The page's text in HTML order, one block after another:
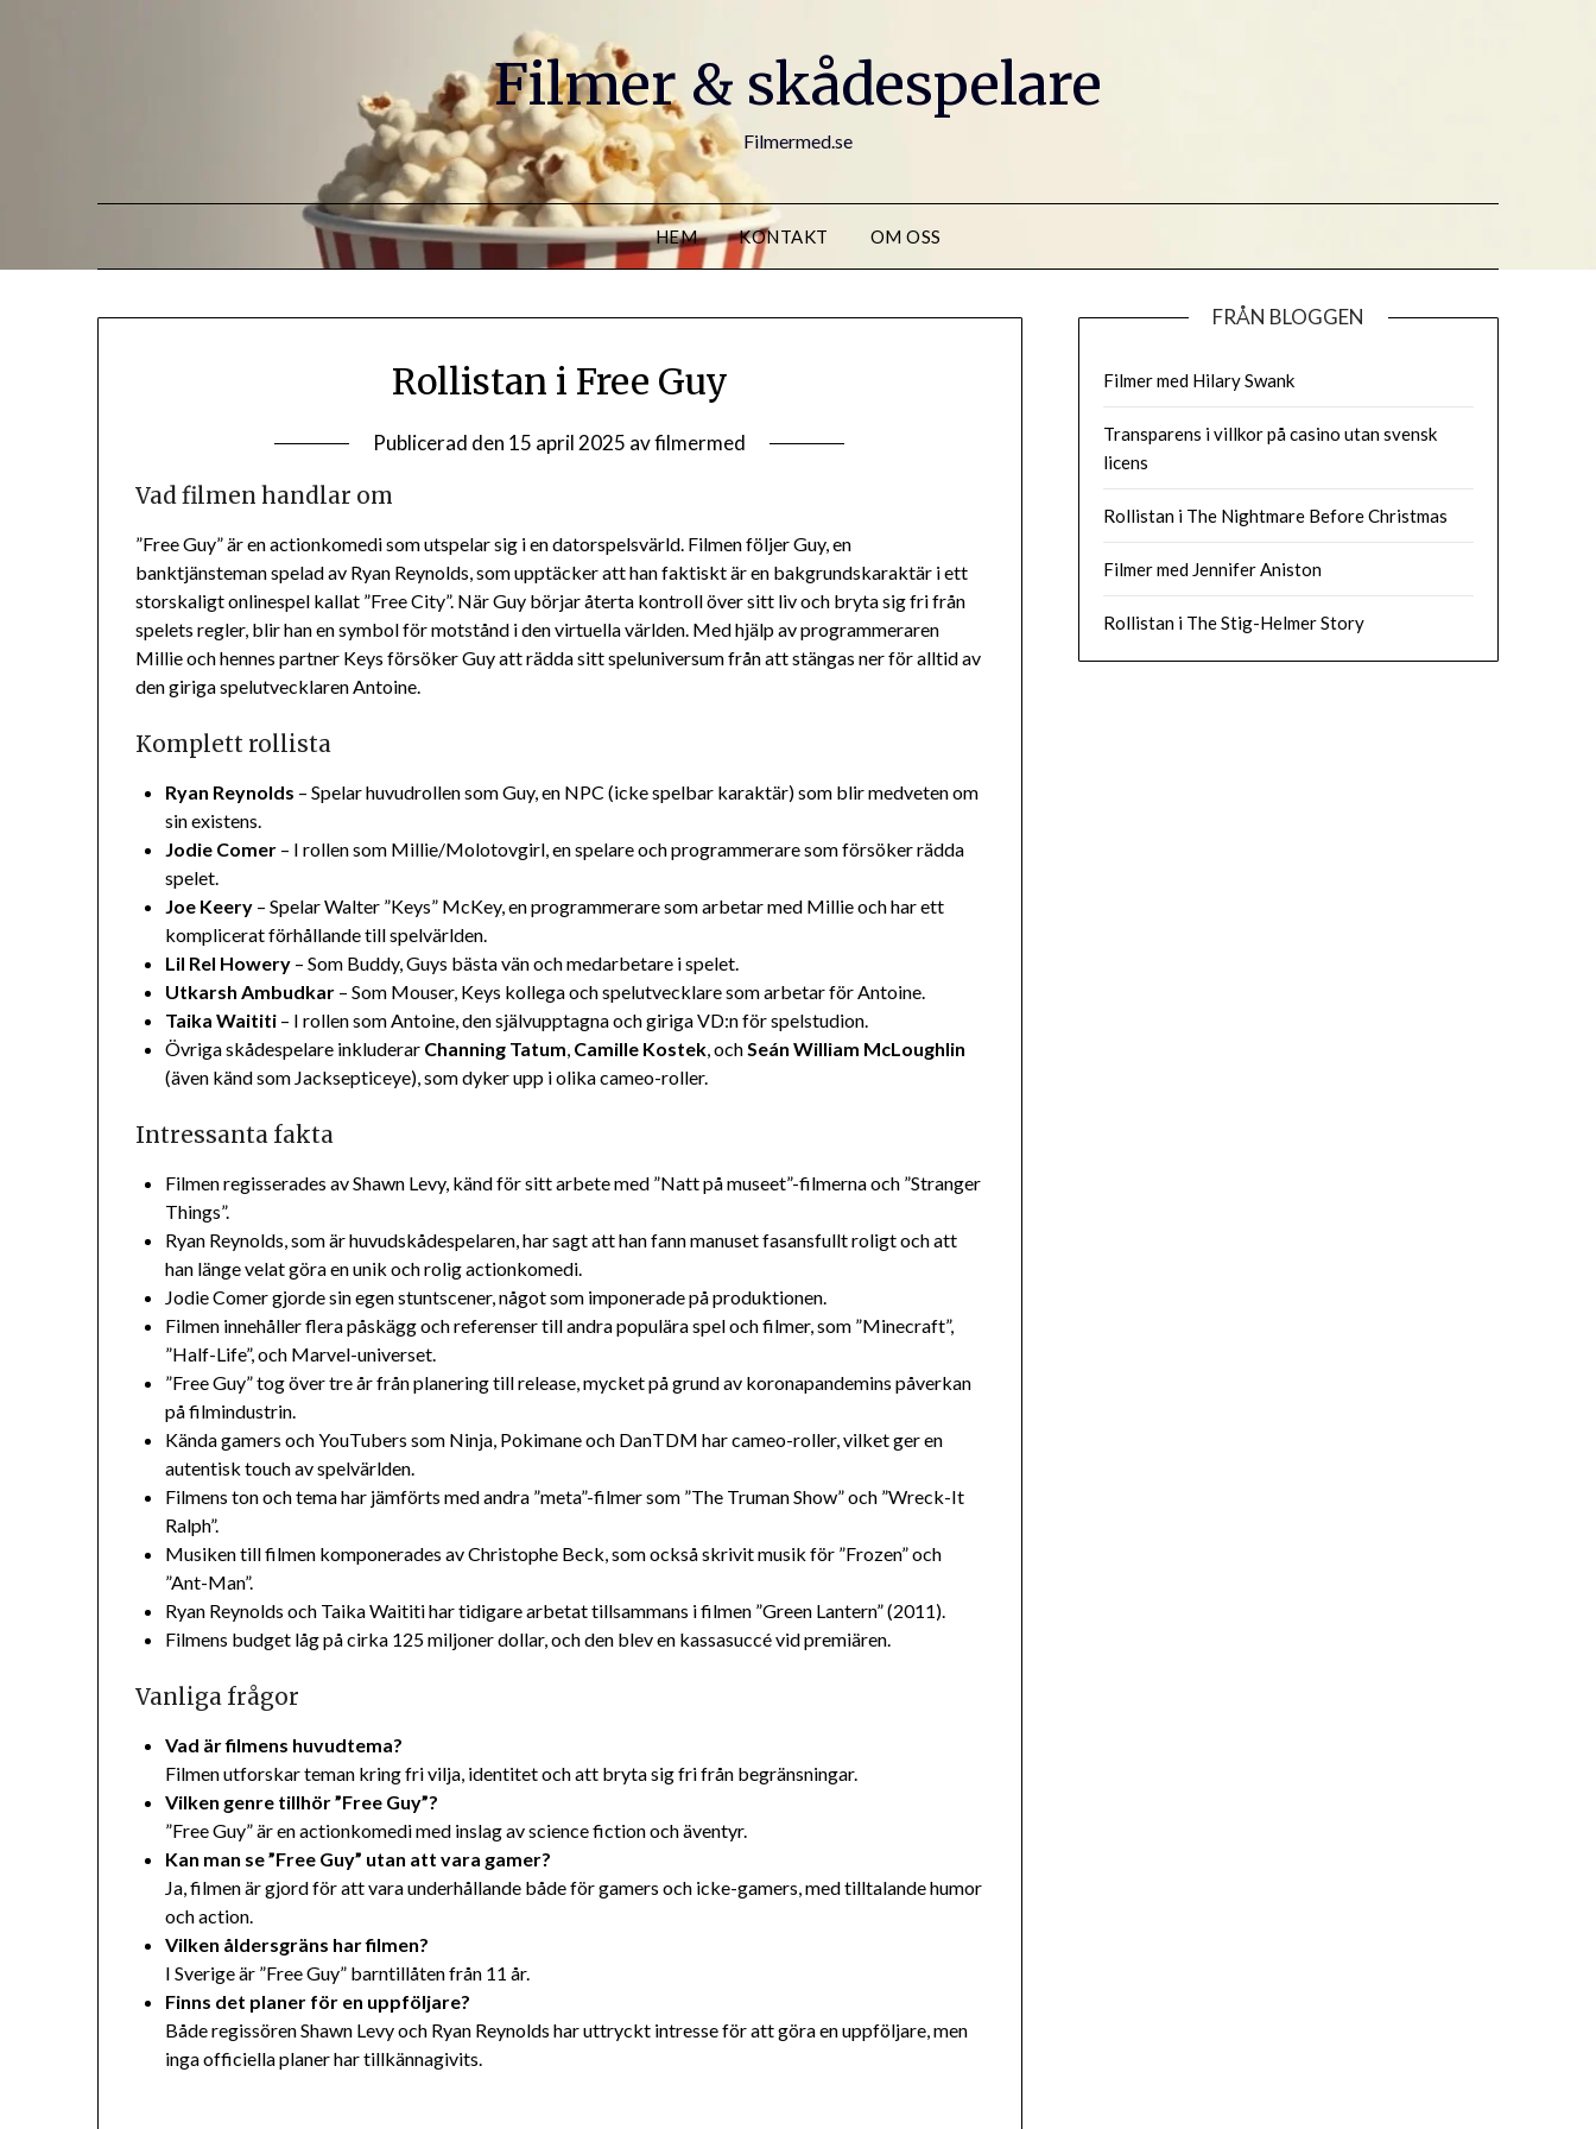
Filmer & skådespelare
Filmermed.se
HEM KONTAKT OM OSS
Rollistan i Free Guy
Publicerad den 15 april 2025 avfilmermed
Vad filmen handlar om
”Free Guy” är en actionkomedi som utspelar sig i en datorspelsvärld. Filmen följer Guy, en
banktjänsteman spelad av Ryan Reynolds, som upptäcker att han faktiskt är en bakgrundskaraktär i ett
storskaligt onlinespel kallat ”Free City”. När Guy börjar återta kontroll över sitt liv och bryta sig fri från
spelets regler, blir han en symbol för motstånd i den virtuella världen. Med hjälp av programmeraren
Millie och hennes partner Keys försöker Guy att rädda sitt speluniversum från att stängas ner för alltid av
den giriga spelutvecklaren Antoine.
Komplett rollista
Ryan Reynolds – Spelar huvudrollen som Guy, en NPC (icke spelbar karaktär) som blir medveten om
sin existens.
Jodie Comer – I rollen som Millie/Molotovgirl, en spelare och programmerare som försöker rädda
spelet.
Joe Keery – Spelar Walter ”Keys” McKey, en programmerare som arbetar med Millie och har ett
komplicerat förhållande till spelvärlden.
Lil Rel Howery – Som Buddy, Guys bästa vän och medarbetare i spelet.
Utkarsh Ambudkar – Som Mouser, Keys kollega och spelutvecklare som arbetar för Antoine.
Taika Waititi – I rollen som Antoine, den självupptagna och giriga VD:n för spelstudion.
Övriga skådespelare inkluderar Channing Tatum, Camille Kostek, ochSeán William McLoughlin
(även känd som Jacksepticeye), som dyker upp i olika cameo-roller.
Intressanta fakta
Filmen regisserades av Shawn Levy, känd för sitt arbete med ”Natt på museet”-filmerna och ”Stranger
Things”.
Ryan Reynolds, som är huvudskådespelaren, har sagt att han fann manuset fasansfullt roligt och att
han länge velat göra en unik och rolig actionkomedi.
Jodie Comer gjorde sin egen stuntscener, något som imponerade på produktionen.
Filmen innehåller flera påskägg och referenser till andra populära spel och filmer, som ”Minecraft”,
”Half-Life”, och Marvel-universet.
”Free Guy” tog över tre år från planering till release, mycket på grund av koronapandemins påverkan
på filmindustrin.
Kända gamers och YouTubers som Ninja, Pokimane och DanTDM har cameo-roller, vilket ger en
autentisk touch av spelvärlden.
Filmens ton och tema har jämförts med andra ”meta”-filmer som ”The Truman Show” och ”Wreck-It
Ralph”.
Musiken till filmen komponerades av Christophe Beck, som också skrivit musik för ”Frozen” och
”Ant-Man”.
Ryan Reynolds och Taika Waititi har tidigare arbetat tillsammans i filmen ”Green Lantern” (2011).
Filmens budget låg på cirka 125 miljoner dollar, och den blev en kassasuccé vid premiären.
Vanliga frågor
Vad är filmens huvudtema?
Filmen utforskar teman kring fri vilja, identitet och att bryta sig fri från begränsningar.
Vilken genre tillhör ”Free Guy”?
”Free Guy” är en actionkomedi med inslag av science fiction och äventyr.
Kan man se ”Free Guy” utan att vara gamer?
Ja, filmen är gjord för att vara underhållande både för gamers och icke-gamers, med tilltalande humor
och action.
Vilken åldersgräns har filmen?
I Sverige är ”Free Guy” barntillåten från 11 år.
Finns det planer för en uppföljare?
Både regissören Shawn Levy och Ryan Reynolds har uttryckt intresse för att göra en uppföljare, men
inga officiella planer har tillkännagivits.
FRÅN BLOGGEN
Filmer med Hilary Swank
Transparens i villkor på casino utan svensk
licens
Rollistan i The Nightmare Before Christmas
Filmer med Jennifer Aniston
Rollistan i The Stig-Helmer Story